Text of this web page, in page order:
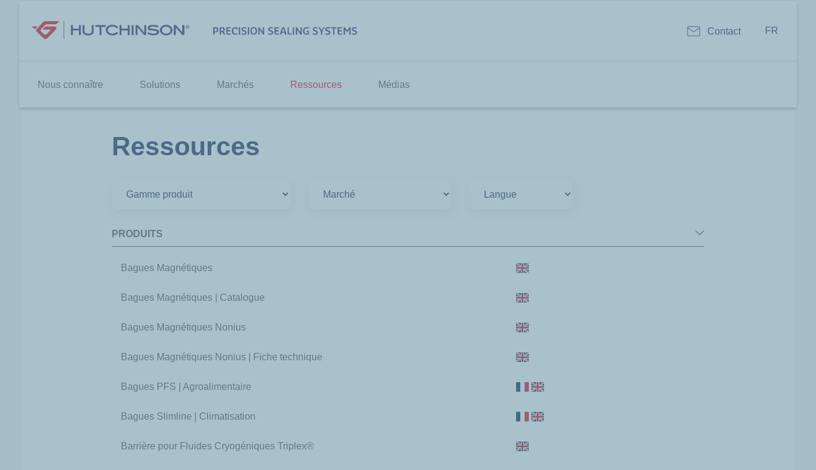
contenu
Contact FR
Nous connaître Solutions Marchés Ressources Médias
Ressources
PRODUITS
Bagues Magnétiques
Bagues Magnétiques | Catalogue
Bagues Magnétiques Nonius
Bagues Magnétiques Nonius | Fiche technique
Bagues PFS | Agroalimentaire
Bagues Slimline | Climatisation
Barrière pour Fluides Cryogéniques Triplex®